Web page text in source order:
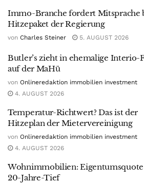
Immo-Branche fordert Mitsprache
Hitzepaket der Regierung
von Charles Steiner 5. AUGUST 2026
Butler’s zieht in ehemalige Interio-
auf der MaHü
von Onlineredaktion immobilien investment
4. AUGUST 2026
Temperatur-Richtwert? Das ist der
Hitzeplan der Mietervereinigung
von Onlineredaktion immobilien investment
4. AUGUST 2026
Wohnimmobilien:
20-Jahre-Tief